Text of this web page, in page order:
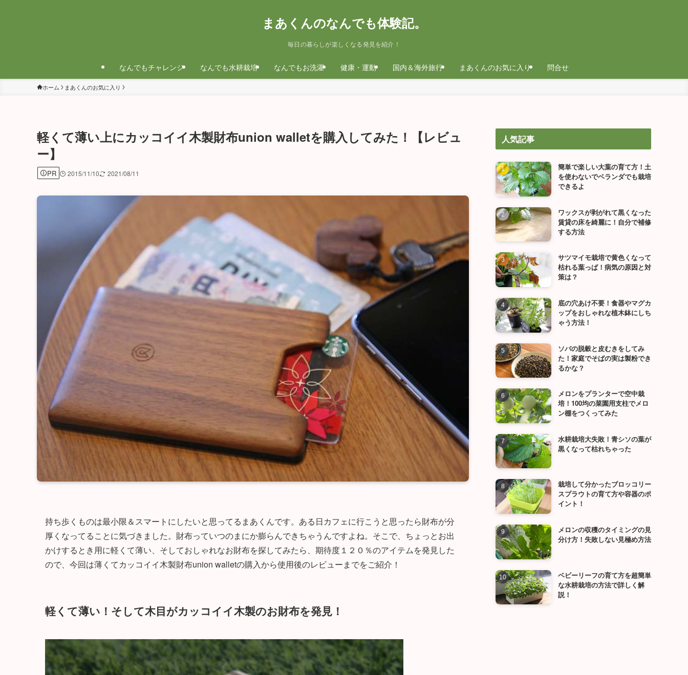
まあくんのなんでも体験記。
毎日の暮らしが楽しくなる発見を紹介！
なんでもチャレンジ なんでも水耕栽培 なんでもお洗濯 健康・運動 国内＆海外旅行 まあくんのお気に入り 問合せ
ホーム まあくんのお気に入り
軽くて薄い上にカッコイイ木製財布union walletを購入してみた！【レビュ
ー】
PR 2015/11/10 2021/08/11
持ち歩くものは最小限＆スマートにしたいと思ってるまあくんです。ある日カフェに行こうと思ったら財布が分
厚くなってることに気づきました。財布っていつのまにか膨らんできちゃうんですよね。そこで、ちょっとお出
かけするとき用に軽くて薄い、そしておしゃれなお財布を探してみたら、期待度１２０％のアイテムを発見した
ので、今回は薄くてカッコイイ木製財布union walletの購入から使用後のレビューまでをご紹介！
軽くて薄い！そして木目がカッコイイ木製のお財布を発見！
人気記事
簡単で楽しい大葉の育て方！土
を使わないでベランダでも栽培
できるよ
ワックスが剥がれて黒くなった
賃貸の床を綺麗に！自分で補修
する方法
サツマイモ栽培で黄色くなって
枯れる葉っぱ！病気の原因と対
策は？
底の穴あけ不要！食器やマグカ
ップをおしゃれな植木鉢にしち
ゃう方法！
ソバの脱穀と皮むきをしてみ
た！家庭でそばの実は製粉でき
るかな？
メロンをプランターで空中栽
培！100均の菜園用支柱でメロ
ン棚をつくってみた
水耕栽培大失敗！青シソの葉が
黒くなって枯れちゃった
栽培して分かったブロッコリー
スプラウトの育て方や容器のポ
イント！
メロンの収穫のタイミングの見
分け方！失敗しない見極め方法
ベビーリーフの育て方を超簡単
な水耕栽培の方法で詳しく解
説！